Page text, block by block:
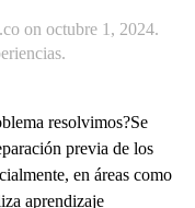
on octubre 1, 2024.
.
resolvimos?Se
previa de los
en áreas como
aprendizaje